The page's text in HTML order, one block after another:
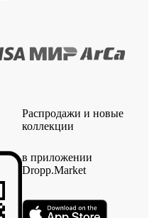
Распродажи и новые
коллекции
в приложении
Dropp.Market